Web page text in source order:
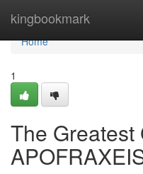
kingbookmark
Home
Home
1
The Greatest